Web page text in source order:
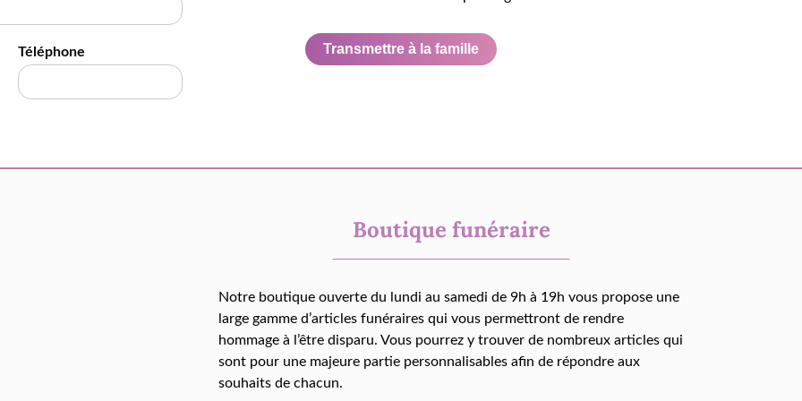
Téléphone Transmettre à la famille
Boutique funéraire
Notre boutique ouverte du lundi au samedi de 9h à 19h vous propose une
large gamme d’articles funéraires qui vous permettront de rendre
hommage à l’être disparu. Vous pourrez y trouver de nombreux articles qui
sont pour une majeure partie personnalisables afin de répondre aux
souhaits de chacun.